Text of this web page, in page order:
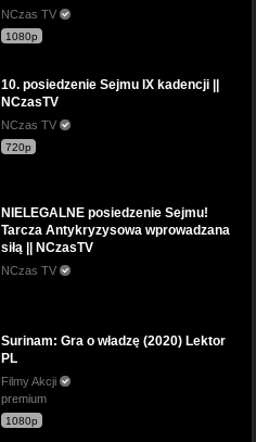
NCzas TV
1080p
10. posiedzenie Sejmu IX kadencji ||
NCzasTV
NCzas TV
720p
NIELEGALNE posiedzenie Sejmu!
Tarcza Antykryzysowa wprowadzana
siłą || NCzasTV
NCzas TV
Surinam: Gra o władzę (2020) Lektor
PL
Filmy Akcji
premium
1080p